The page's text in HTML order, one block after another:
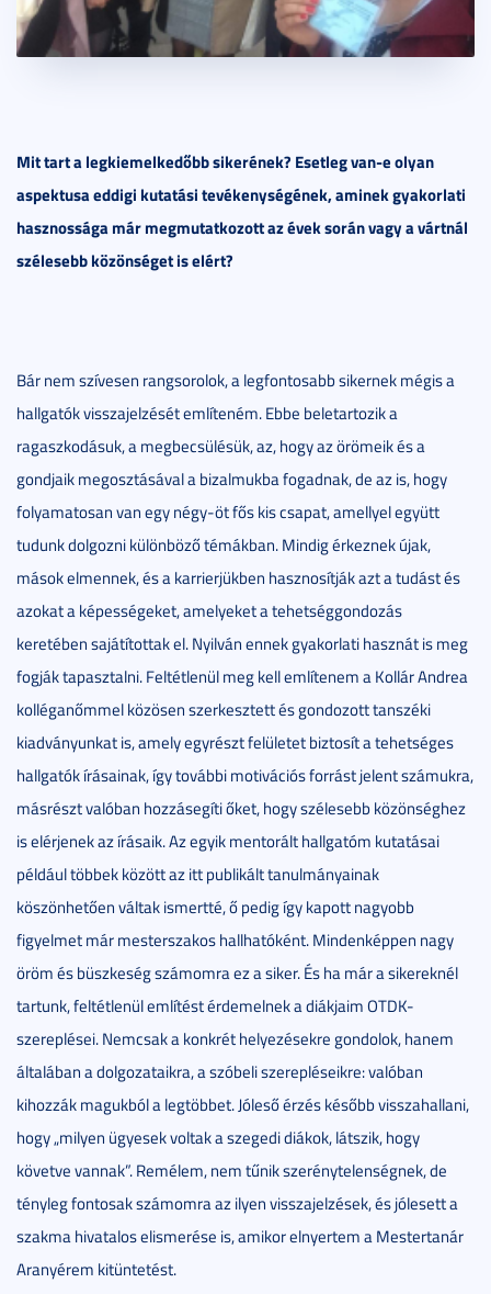
Mit tart a legkiemelkedőbb sikerének? Esetleg van-e olyan
aspektusa eddigi kutatási tevékenységének, aminek gyakorlati
hasznossága már megmutatkozott az évek során vagy a vártnál
szélesebb közönséget is elért?
Bár nem szívesen rangsorolok, a legfontosabb sikernek mégis a
hallgatók visszajelzését említeném. Ebbe beletartozik a
ragaszkodásuk, a megbecsülésük, az, hogy az örömeik és a
gondjaik megosztásával a bizalmukba fogadnak, de az is, hogy
folyamatosan van egy négy-öt fős kis csapat, amellyel együtt
tudunk dolgozni különböző témákban. Mindig érkeznek újak,
mások elmennek, és a karrierjükben hasznosítják azt a tudást és
azokat a képességeket, amelyeket a tehetséggondozás
keretében sajátítottak el. Nyilván ennek gyakorlati hasznát is meg
fogják tapasztalni. Feltétlenül meg kell említenem a Kollár Andrea
kolléganőmmel közösen szerkesztett és gondozott tanszéki
kiadványunkat is, amely egyrészt felületet biztosít a tehetséges
hallgatók írásainak, így további motivációs forrást jelent számukra,
másrészt valóban hozzásegíti őket, hogy szélesebb közönséghez
is elérjenek az írásaik. Az egyik mentorált hallgatóm kutatásai
például többek között az itt publikált tanulmányainak
köszönhetően váltak ismertté, ő pedig így kapott nagyobb
figyelmet már mesterszakos hallhatóként. Mindenképpen nagy
öröm és büszkeség számomra ez a siker. És ha már a sikereknél
tartunk, feltétlenül említést érdemelnek a diákjaim OTDK-
szereplései. Nemcsak a konkrét helyezésekre gondolok, hanem
általában a dolgozataikra, a szóbeli szerepléseikre: valóban
kihozzák magukból a legtöbbet. Jóleső érzés később visszahallani,
hogy „milyen ügyesek voltak a szegedi diákok, látszik, hogy
követve vannak”. Remélem, nem tűnik szerénytelenségnek, de
tényleg fontosak számomra az ilyen visszajelzések, és jólesett a
szakma hivatalos elismerése is, amikor elnyertem a Mestertanár
Aranyérem kitüntetést.